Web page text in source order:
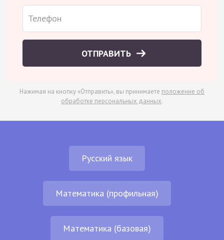
ОТПРАВИТЬ
Нажимая на кнопку «Отправить», вы принимаете положение об
обработке персональных данных.
Русский язык
Математика (профильная)
Математика (базовая)